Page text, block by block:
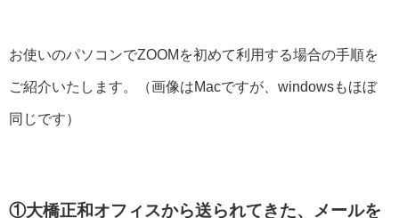
お使いのパソコンでZOOMを初めて利用する場合の手順を
ご紹介いたします。（画像はMacですが、windowsもほぼ
同じです）
①大橋正和オフィスから送られてきた、メールを